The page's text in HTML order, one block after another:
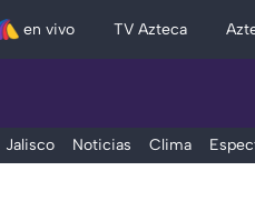
en vivo TV Azteca
Jalisco Noticias Clima